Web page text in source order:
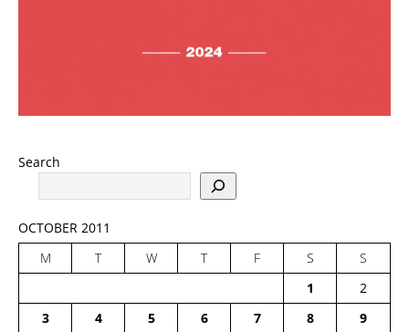
Search
OCTOBER 2011
M
T W T F S
S
1
2
3
4 5 6 7 8
9